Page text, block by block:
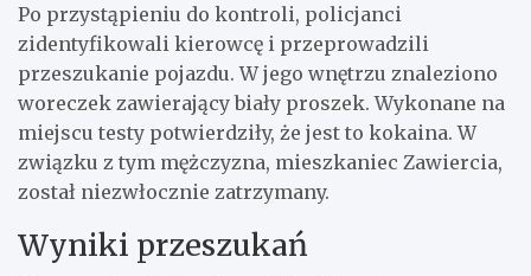
Po przystąpieniu do kontroli, policjanci
zidentyfikowali kierowcę i przeprowadzili
przeszukanie pojazdu. W jego wnętrzu znaleziono
woreczek zawierający biały proszek. Wykonane na
miejscu testy potwierdziły, że jest to kokaina. W
związku z tym mężczyzna, mieszkaniec Zawiercia,
został niezwłocznie zatrzymany.
Wyniki przeszukań